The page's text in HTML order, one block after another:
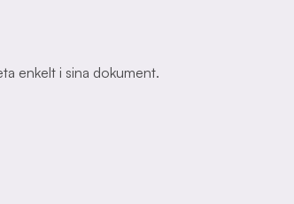
enkelt i sina dokument.